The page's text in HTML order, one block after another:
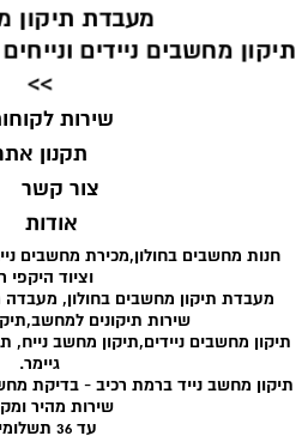
צור קשר
אודות
תקנון
שירות
וציוד היקפי
מעבדת תיקון מחשבים בחולון, מעבדה מקצועית עם
שירות תיקונים
גיימר.
תיקון מחשב נייד ברמת רכיב - בדיקת
שירות מהיר
עד 36 תשלומים.
מעבדת תיקון
תיקון מחשבים ניידים
>>